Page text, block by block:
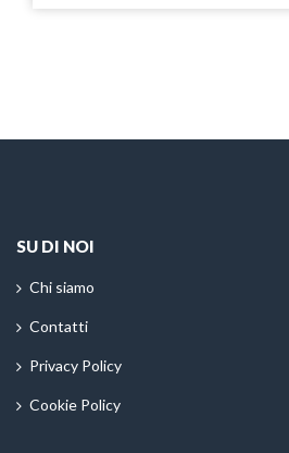
SU DI NOI
Chi siamo
Contatti
Privacy Policy
Cookie Policy